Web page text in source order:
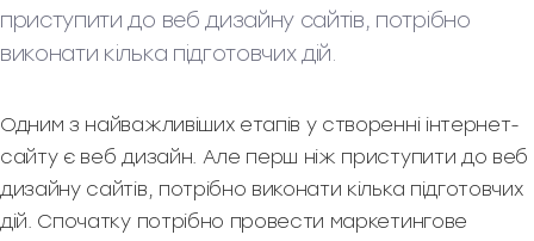
приступити до веб дизайну сайтів, потрібно
виконати кілька підготовчих дій.
Одним з найважливіших етапів у створенні інтернет-
сайту є веб дизайн. Але перш ніж приступити до веб
дизайну сайтів, потрібно виконати кілька підготовчих
дій. Спочатку потрібно провести маркетингове